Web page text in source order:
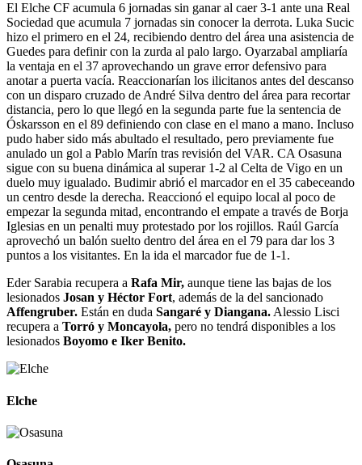
El Elche CF acumula 6 jornadas sin ganar al caer 3-1 ante una Real
Sociedad que acumula 7 jornadas sin conocer la derrota. Luka Sucic
hizo el primero en el 24, recibiendo dentro del área una asistencia de
Guedes para definir con la zurda al palo largo. Oyarzabal ampliaría
la ventaja en el 37 aprovechando un grave error defensivo para
anotar a puerta vacía. Reaccionarían los ilicitanos antes del descanso
con un disparo cruzado de André Silva dentro del área para recortar
distancia, pero lo que llegó en la segunda parte fue la sentencia de
Óskarsson en el 89 definiendo con clase en el mano a mano. Incluso
pudo haber sido más abultado el resultado, pero previamente fue
anulado un gol a Pablo Marín tras revisión del VAR. CA Osasuna
sigue con su buena dinámica al superar 1-2 al Celta de Vigo en un
duelo muy igualado. Budimir abrió el marcador en el 35 cabeceando
un centro desde la derecha. Reaccionó el equipo local al poco de
empezar la segunda mitad, encontrando el empate a través de Borja
Iglesias en un penalti muy protestado por los rojillos. Raúl García
aprovechó un balón suelto dentro del área en el 79 para dar los 3
puntos a los visitantes. En la ida el marcador fue de 1-1.
Eder Sarabia recupera a Rafa Mir, aunque tiene las bajas de los
lesionados Josan y Héctor Fort, además de la del sancionado
Affengruber. Están en duda Sangaré y Diangana. Alessio Lisci
recupera a Torró y Moncayola, pero no tendrá disponibles a los
lesionados Boyomo e Iker Benito.
Elche